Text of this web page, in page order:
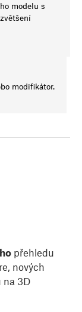
modelu s
modifikátor.
přehledu
nových
na 3D